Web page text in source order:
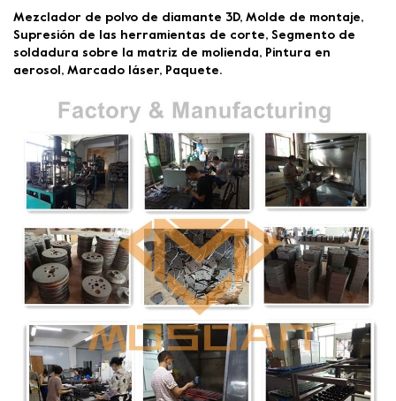
Mezclador de polvo de diamante 3D, Molde de montaje,
Supresión de las herramientas de corte, Segmento de
soldadura sobre la matriz de molienda, Pintura en
aerosol, Marcado láser, Paquete.